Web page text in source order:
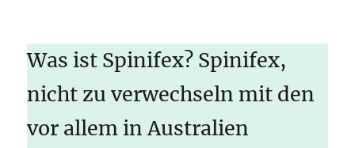
Was ist Spinifex? Spinifex,
nicht zu verwechseln mit den
vor allem in Australien